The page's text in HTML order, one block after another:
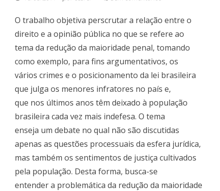
O trabalho objetiva perscrutar a relação entre o
direito e a opinião pública no que se refere ao
tema da redução da maioridade penal, tomando
como exemplo, para fins argumentativos, os
vários crimes e o posicionamento da lei brasileira
que julga os menores infratores no país e,
que nos últimos anos têm deixado à população
brasileira cada vez mais indefesa. O tema
enseja um debate no qual não são discutidas
apenas as questões processuais da esfera jurídica,
mas também os sentimentos de justiça cultivados
pela população. Desta forma, busca-se
entender a problemática da redução da maioridade